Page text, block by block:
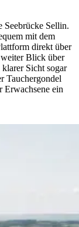
Seebrücke Sellin.
mit dem
direkt über
Blick über
Sicht sogar
Tauchergondel
ein